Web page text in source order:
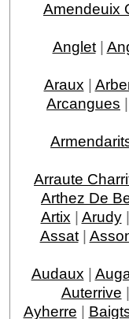
Amendeuix
Anglet|
Araux |
Arcangues |
Arraute
Arthez De
Artix | Arudy|
Assat|
Audaux |
Auterrive |
Ayherre |